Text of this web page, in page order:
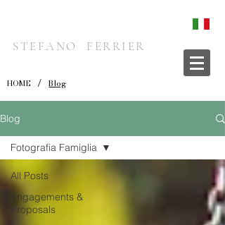
STEFANO FERRIER
HOME / Blog
Blog
All Posts
Engagements &
Proposals
Fotografia Famiglia